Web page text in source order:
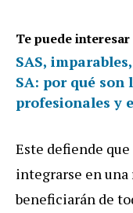
Te puede interesar
SAS,
SA: por qué
profesionales y
Este defiende
integrarse en una
beneficiarán de